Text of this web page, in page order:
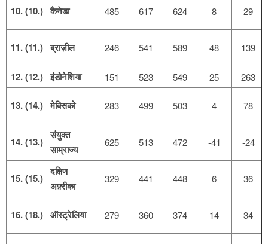
10. (10.) कैनेडा 485 617 624 8 29
11. (11.) ब्राज़ील 246 541 589 48 139
12. (12.) इंडोनेशिया 151 523 549 25 263
13. (14.) मेक्सिको 283 499 503 4 78
14. (13.)
संयुक्त
साम्राज्य
625 513 472 -41 -24
15. (15.)
दक्षिण
अफ़्रीका
329 441 448 6 36
16. (18.) ऑस्ट्रेलिया 279 360 374 14 34